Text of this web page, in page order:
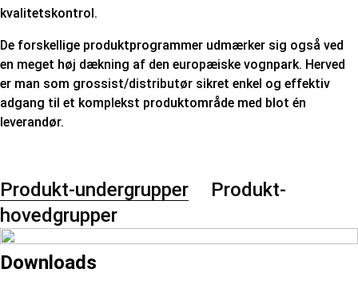
kvalitetskontrol.
De forskellige produktprogrammer udmærker sig også ved
en meget høj dækning af den europæiske vognpark. Herved
er man som grossist/distributør sikret enkel og effektiv
adgang til et komplekst produktområde med blot én
leverandør.
Produkt-undergrupper
Produkt-
hovedgrupper
Downloads